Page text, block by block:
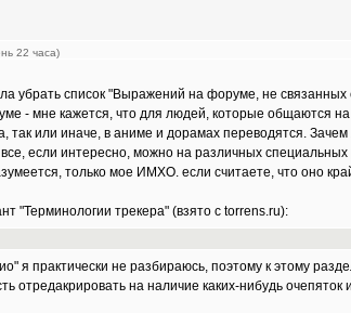
22 часа)
убрать список "Выражений на форуме, не
- мне кажется, что для людей, которые общаются
так или иначе, в аниме и дорамах переводятся.
если интересно, можно на различных
только мое ИМХО. если считаете, что оно
"Терминологии трекера" (взято с torrens.ru):
я практически не разбираюсь, поэтому к этому
отредакрировать на наличие каких-нибудь